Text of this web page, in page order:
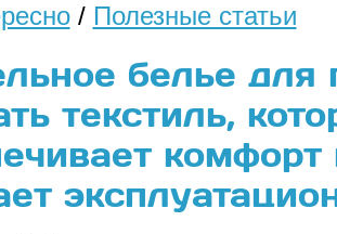
/ Полезные статьи
белье для
текстиль,
комфорт